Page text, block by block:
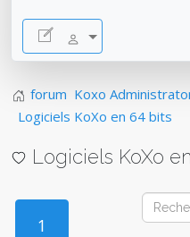
forum Koxo
Logiciels KoXo en 64 bits
Logiciels KoXo
1